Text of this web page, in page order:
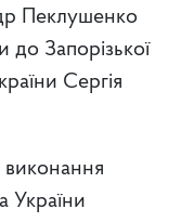
Пеклушенко
до Запорізької
Сергія
виконання
України